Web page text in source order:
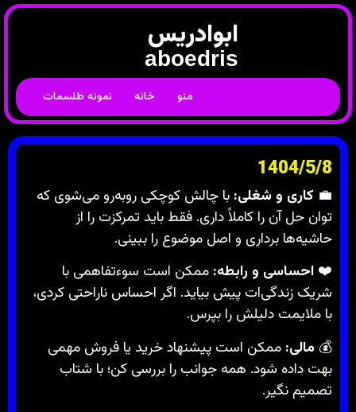
ابوادریس
aboedris
منو خانه نمونه طلسمات
1404/5/8
💼 کاری و شغلی: با چالش کوچکی روبه‌رو می‌شوی که
توان حل آن را کاملاً داری. فقط باید تمرکزت را از
حاشیه‌ها برداری و اصل موضوع را ببینی.
❤️ احساسی و رابطه: ممکن است سوءتفاهمی با
شریک زندگی‌ات پیش بیاید. اگر احساس ناراحتی کردی،
با ملایمت دلیلش را بپرس.
💰 مالی: ممکن است پیشنهاد خرید یا فروش مهمی
بهت داده شود. همه جوانب را بررسی کن؛ با شتاب
تصمیم نگیر.